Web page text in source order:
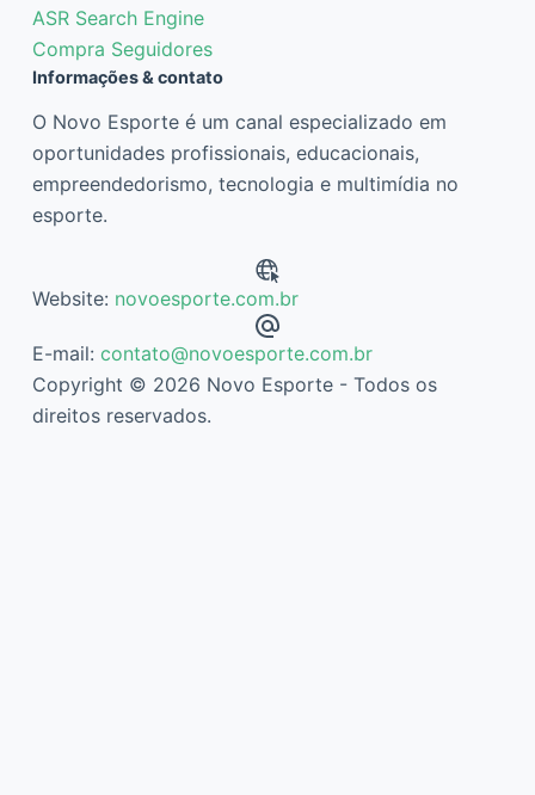
ASR Search Engine
Compra Seguidores
Informações & contato
O Novo Esporte é um canal especializado em
oportunidades profissionais, educacionais,
empreendedorismo, tecnologia e multimídia no
esporte.
Website: novoesporte.com.br
E-mail: contato@novoesporte.com.br
Copyright © 2026 Novo Esporte - Todos os
direitos reservados.